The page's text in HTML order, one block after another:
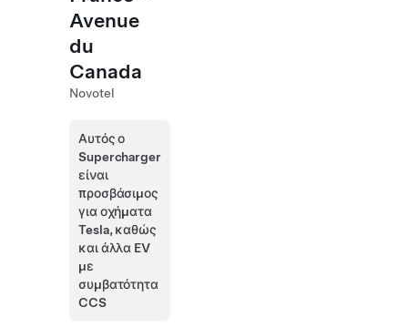
Avenue
du
Canada
Novotel
Αυτός ο
Supercharger
είναι
προσβάσιμος
για οχήματα
Tesla, καθώς
και άλλα EV
με
συμβατότητα
CCS